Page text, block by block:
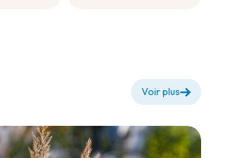
Voir plus